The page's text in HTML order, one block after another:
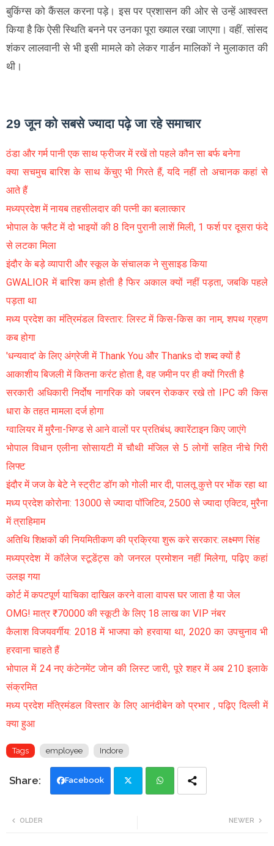
बुकिंग्स को कैंसल करना पड़े। इस पर प्रशासन की ओर से उन्हें आश्वस्त
किया है कि ऐसी स्थिति बनने पर उनका पूरा ख्याल रखा जाएगा। वहीं, सांसद
शंकर लालवानी से भी इसी मामले को लेकर गार्डन मालिकाें ने मुलाकात की
थी।
29 जून को सबसे ज्यादा पढ़े जा रहे समाचार
ठंडा और गर्म पानी एक साथ फ्रीजर में रखें तो पहले कौन सा बर्फ बनेगा
क्या सचमुच बारिश के साथ केंचुए भी गिरते हैं, यदि नहीं तो अचानक कहां से
आते हैं
मध्यप्रदेश में नायब तहसीलदार की पत्नी का बलात्कार
भोपाल के फ्लैट में दो भाइयों की 8 दिन पुरानी लाशें मिली, 1 फर्श पर दूसरा फंदे
से लटका मिला
इंदौर के बड़े व्यापारी और स्कूल के संचालक ने सुसाइड किया
GWALIOR में बारिश कम होती है फिर अकाल क्यों नहीं पड़ता, जबकि पहले
पड़ता था
मध्य प्रदेश का मंत्रिमंडल विस्तार: लिस्ट में किस-किस का नाम, शपथ ग्रहण
कब होगा
'धन्यवाद' के लिए अंग्रेजी में Thank You और Thanks दो शब्द क्यों है
आकाशीय बिजली में कितना करंट होता है, वह जमीन पर ही क्यों गिरती है
सरकारी अधिकारी निर्दोष नागरिक को जबरन रोककर रखे तो IPC की किस
धारा के तहत मामला दर्ज होगा
ग्वालियर में मुरैना-भिण्ड से आने वालों पर प्रतिबंध, क्वारेंटाइन किए जाएंगे
भोपाल विधान एलीना सोसायटी में चौथी मंजिल से 5 लोगों सहित नीचे गिरी
लिफ्ट
इंदौर में जज के बेटे ने स्ट्रीट डॉग को गोली मार दी, पालतू कुत्ते पर भोंक रहा था
मध्य प्रदेश कोरोना: 13000 से ज्यादा पॉजिटिव, 2500 से ज्यादा एक्टिव, मुरैना
में त्राहिमाम
अतिथि शिक्षकों की नियमितीकण की प्रक्रिया शुरू करे सरकार: लक्ष्मण सिंह
मध्यप्रदेश में कॉलेज स्टूडेंट्स को जनरल प्रमोशन नहीं मिलेगा, पढ़िए कहां
उलझ गया
कोर्ट में कपटपूर्ण याचिका दाखिल करने वाला वापस घर जाता है या जेल
OMG! मात्र ₹70000 की स्कूटी के लिए 18 लाख का VIP नंबर
कैलाश विजयवर्गीय: 2018 में भाजपा को हरवाया था, 2020 का उपचुनाव भी
हरवाना चाहते हैं
भोपाल में 24 नए कंटेनमेंट जोन की लिस्ट जारी, पूरे शहर में अब 210 इलाके
संक्रमित
मध्य प्रदेश मंत्रिमंडल विस्तार के लिए आनंदीबेन को प्रभार , पढ़िए दिल्ली में
क्या हुआ
Tags employee Indore
Facebook
NEWER
OLDER